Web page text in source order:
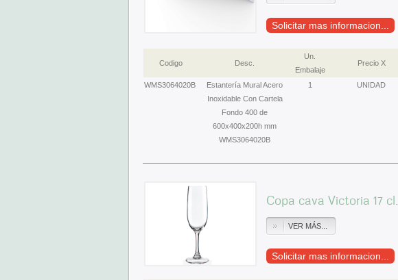
Solicitar mas informacion...
Codigo Desc.
Un.
Embalaje
Precio X
WMS3064020B
Estantería Mural Acero
Inoxidable Con Cartela
Fondo 400 de
600x400x200h mm
WMS3064020B
1 UNIDAD
Copa cava Victoria 17 cl.
VER MÁS...
Solicitar mas informacion...